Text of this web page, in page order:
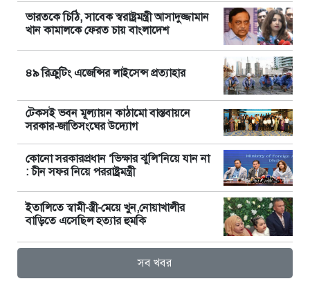
ভারতকে চিঠি, সাবেক স্বরাষ্ট্রমন্ত্রী আসাদুজ্জামান
খান কামালকে ফেরত চায় বাংলাদেশ
৪৯ রিক্রুটিং এজেন্সির লাইসেন্স প্রত্যাহার
টেকসই ভবন মূল্যায়ন কাঠামো বাস্তবায়নে
সরকার-জাতিসংঘের উদ্যোগ
কোনো সরকারপ্রধান ‘ভিক্ষার ঝুলি’নিয়ে যান না
: চীন সফর নিয়ে পররাষ্ট্রমন্ত্রী
ইতালিতে স্বামী-স্ত্রী-মেয়ে খুন,নোয়াখালীর
বাড়িতে এসেছিল হত্যার হুমকি
সব খবর